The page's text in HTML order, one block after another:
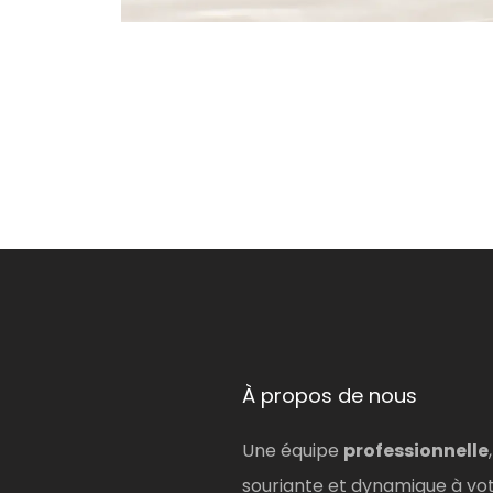
À propos de nous
Une équipe professionnelle,
souriante et dynamique à